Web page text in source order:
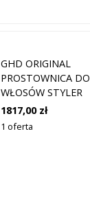
GHD ORIGINAL
PROSTOWNICA DO
WŁOSÓW STYLER
1817,00 zł
1 oferta